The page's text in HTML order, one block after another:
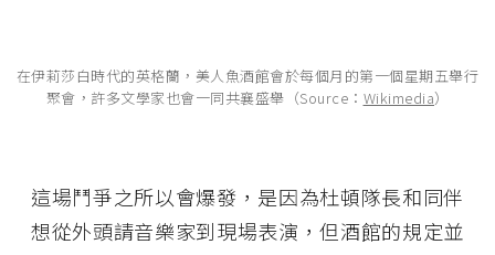
在伊莉莎白時代的英格蘭，美人魚酒館會於每個月的第一個星期五舉行
聚會，許多文學家也會一同共襄盛舉（Source： Wikimedia）
這場鬥爭之所以會爆發，是因為杜頓隊長和同伴
想從外頭請音樂家到現場表演，但酒館的規定並